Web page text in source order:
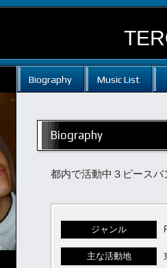
Biography Music List
Biography
都内で活動中３ピースバ
ジャンル
主な活動地